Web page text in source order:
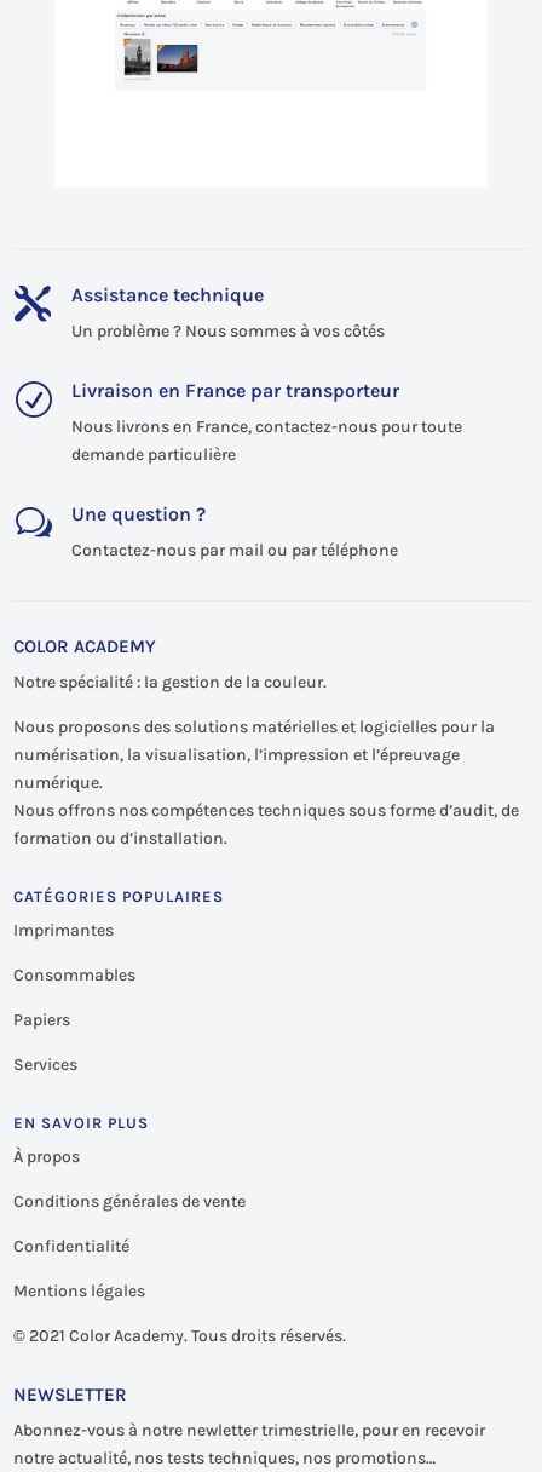
 Assistance technique
Un problème ? Nous sommes à vos côtés
R Livraison en France par transporteur
Nous livrons en France, contactez-nous pour toute
demande particulière
w Une question ?
Contactez-nous par mail ou par téléphone
COLOR ACADEMY
Notre spécialité : la gestion de la couleur.
Nous proposons des solutions matérielles et logicielles pour la
numérisation, la visualisation, l’impression et l’épreuvage
numérique.
Nous offrons nos compétences techniques sous forme d’audit, de
formation ou d’installation.
CATÉGORIES POPULAIRES
Imprimantes
Consommables
Papiers
Services
EN SAVOIR PLUS
À propos
Conditions générales de vente
Confidentialité
Mentions légales
© 2021 Color Academy. Tous droits réservés.
NEWSLETTER
Abonnez-vous à notre newletter trimestrielle, pour en recevoir
notre actualité, nos tests techniques, nos promotions…